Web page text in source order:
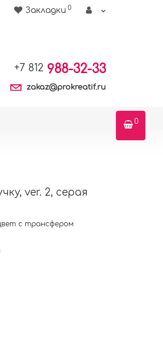
Закладки 0
+7 812 988-32-33
zakaz@prokreatif.ru
0
ver. 2, серая
с трансфером